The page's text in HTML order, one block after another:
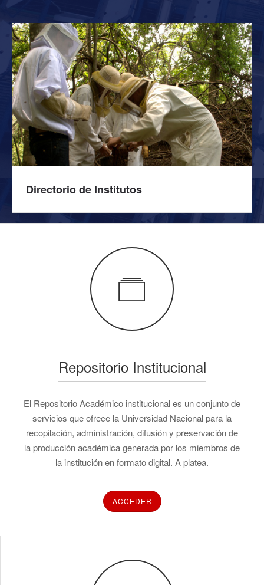
Directorio de Institutos
Repositorio Institucional
El Repositorio Académico institucional es un conjunto de
servicios que ofrece la Universidad Nacional para la
recopilación, administración, difusión y preservación de
la producción académica generada por los miembros de
la institución en formato digital. A platea.
ACCEDER